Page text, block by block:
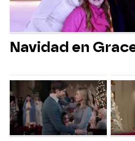
Navidad en